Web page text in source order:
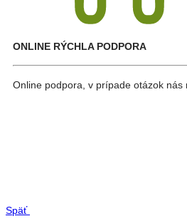
ONLINE RÝCHLA PODPORA
Online podpora, v prípade otázok nás
Späť